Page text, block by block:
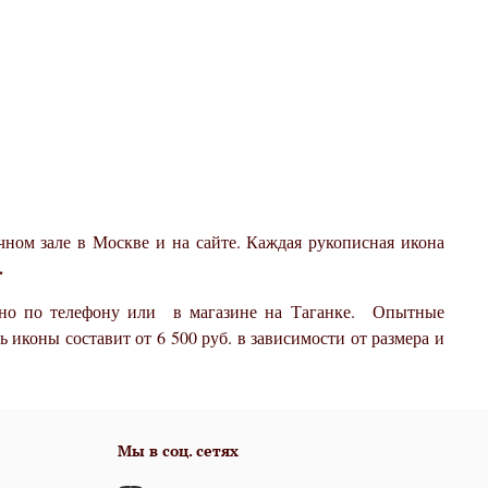
зале в Москве и на сайте. Каждая рукописная икона
по телефону или в магазине на Таганке. Опытные
составит от 6 500 руб. в зависимости от размера и
Мы в соц. сетях